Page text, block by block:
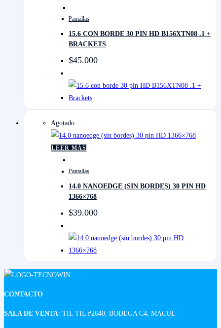
Pantallas
15.6 CON BORDE 30 PIN HD B156XTN08 .1 +
BRACKETS
$45.000
Agotado
LEER MÁS
Pantallas
14.0 NANOEDGE (SIN BORDES) 30 PIN HD
1366×768
$39.000
CONTACTO
SALA DE VENTA: TIL TIL #2640, BODEGA C4, MACUL